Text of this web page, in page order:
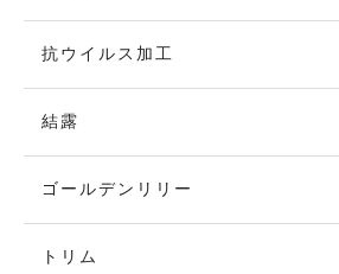
抗ウイルス加工
結露
ゴールデンリリー
トリム